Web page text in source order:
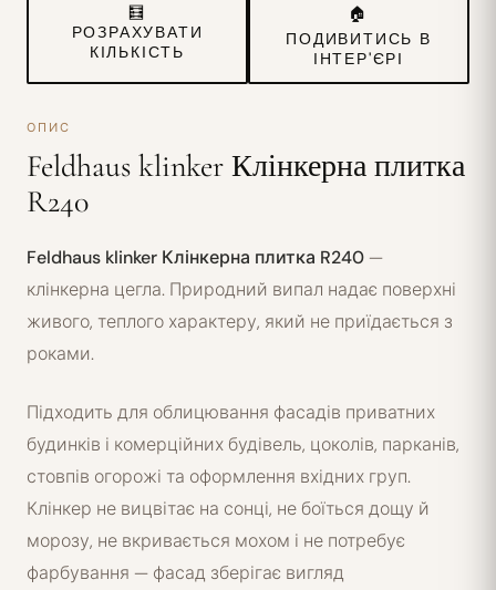
🧮
РОЗРАХУВАТИ
КІЛЬКІСТЬ
🏠
ПОДИВИТИСЬ В
ІНТЕР'ЄРІ
ОПИС
Feldhaus klinker Клінкерна плитка
R240
Feldhaus klinker Клінкерна плитка R240—
клінкерна цегла. Природний випал надає поверхні
живого, теплого характеру, який не приїдається з
роками.
Підходить для облицювання фасадів приватних
будинків і комерційних будівель, цоколів, парканів,
стовпів огорожі та оформлення вхідних груп.
Клінкер не вицвітає на сонці, не боїться дощу й
морозу, не вкривається мохом і не потребує
фарбування — фасад зберігає вигляд